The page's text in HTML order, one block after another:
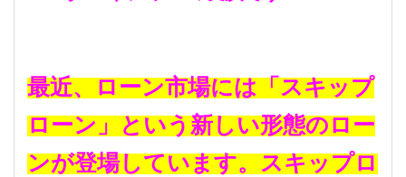
最近、ローン市場には「スキップ
ローン」という新しい形態のロー
ンが登場しています。スキップロ